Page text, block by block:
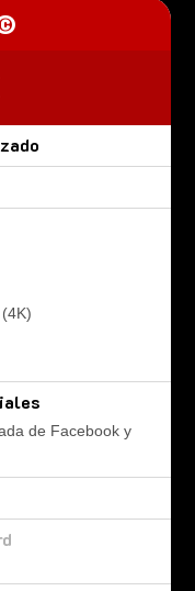
de Facebook y